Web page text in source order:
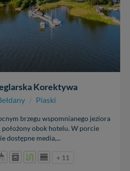
Korektywa
/ Piaski
brzegu wspomnianego jeziora
położony obok hotelu. W porcie
dostępne media,...
+ 11